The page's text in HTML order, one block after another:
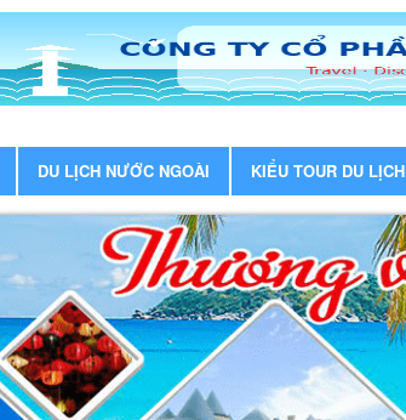
DU LỊCH NƯỚC NGOÀI KIỂU TOUR DU LỊCH